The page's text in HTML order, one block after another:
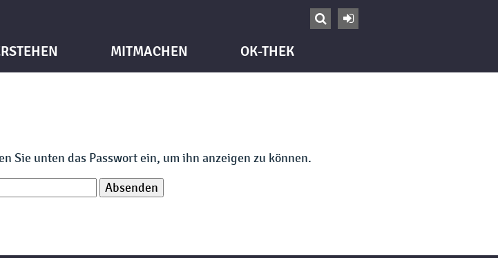


MITMACHEN OK-THEK
Sie unten das Passwort ein, um ihn anzeigen zu können.